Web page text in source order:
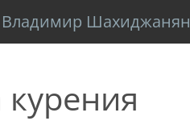
Владимир Шахиджанян